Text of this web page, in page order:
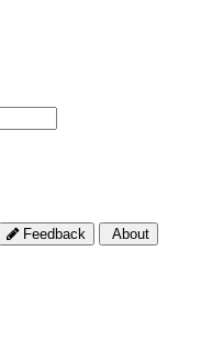
Feedback About